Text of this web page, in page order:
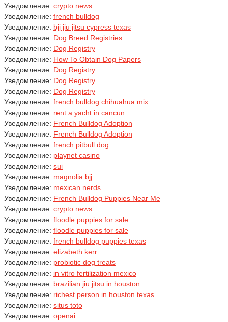
Уведомление: crypto news
Уведомление: french bulldog
Уведомление: bjj jiu jitsu cypress texas
Уведомление: Dog Breed Registries
Уведомление: Dog Registry
Уведомление: How To Obtain Dog Papers
Уведомление: Dog Registry
Уведомление: Dog Registry
Уведомление: Dog Registry
Уведомление: french bulldog chihuahua mix
Уведомление: rent a yacht in cancun
Уведомление: French Bulldog Adoption
Уведомление: French Bulldog Adoption
Уведомление: french pitbull dog
Уведомление: playnet casino
Уведомление: sui
Уведомление: magnolia bjj
Уведомление: mexican nerds
Уведомление: French Bulldog Puppies Near Me
Уведомление: crypto news
Уведомление: floodle puppies for sale
Уведомление: floodle puppies for sale
Уведомление: french bulldog puppies texas
Уведомление: elizabeth kerr
Уведомление: probiotic dog treats
Уведомление: in vitro fertilization mexico
Уведомление: brazilian jiu jitsu in houston
Уведомление: richest person in houston texas
Уведомление: situs toto
Уведомление: openai